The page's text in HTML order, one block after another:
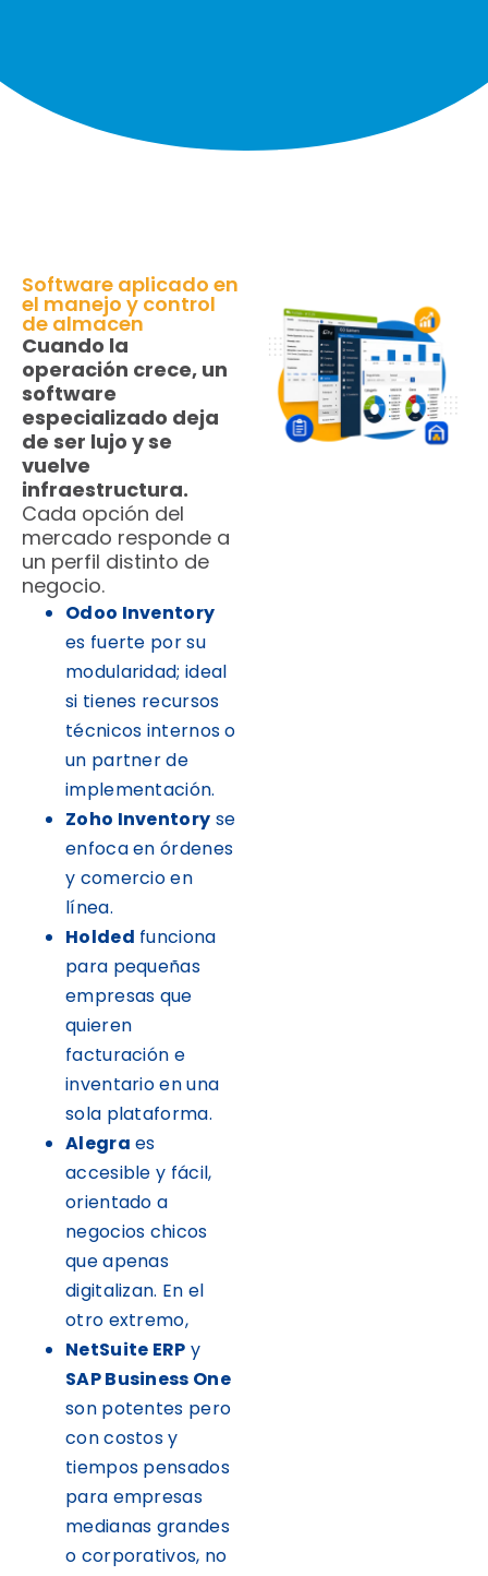
Software aplicado en
el manejo y control
de almacen
Cuando la
operación crece, un
software
especializado deja
de ser lujo y se
vuelve
infraestructura.
Cada opción del
mercado responde a
un perfil distinto de
negocio.
Odoo Inventory
es fuerte por su
modularidad; ideal
si tienes recursos
técnicos internos o
un partner de
implementación.
Zoho Inventory se
enfoca en órdenes
y comercio en
línea.
Holded funciona
para pequeñas
empresas que
quieren
facturación e
inventario en una
sola plataforma.
Alegra es
accesible y fácil,
orientado a
negocios chicos
que apenas
digitalizan. En el
otro extremo,
NetSuite ERP y
SAP Business One
son potentes pero
con costos y
tiempos pensados
para empresas
medianas grandes
o corporativos, no